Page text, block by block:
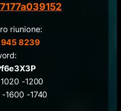
riunione:
8239
-1200
1600 -1740